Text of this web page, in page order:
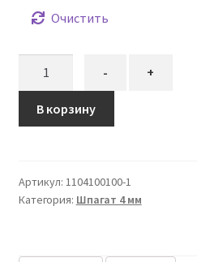
Очистить
Шпагат
4
тёмный
- +
В корзину
Артикул: 1104100100-1
Категория: Шпагат 4 мм